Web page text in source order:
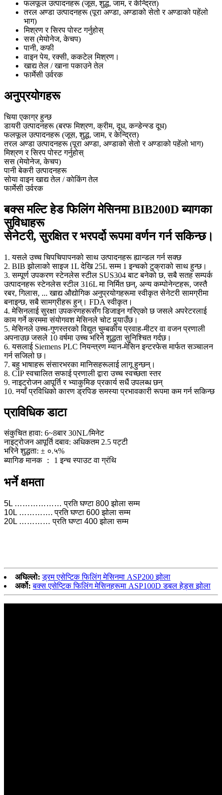
फलफूल उत्पादनहरू (जूस, शुद्ध, जाम, र केन्द्रित)
तरल अण्डा उत्पादनहरू (पूरा अण्डा, अण्डाको सेतो र अण्डाको पहेंलो
भाग)
मिश्रण र सिरप पोस्ट गर्नुहोस्
सस (मेयोनेज, केचप)
पानी, कफी
वाइन पेय, रक्सी, ककटेल मिश्रण।
खाद्य तेल / खाना पकाउने तेल
फार्मेसी उर्वरक
अनुप्रयोगहरू
चिया एकाग्र हुन्छ
डायरी उत्पादनहरू (बरफ मिश्रण, क्रीम, दूध, कन्डेन्स्ड दूध)
फलफूल उत्पादनहरू (जूस, शुद्ध, जाम, र केन्द्रित)
तरल अण्डा उत्पादनहरू (पूरा अण्डा, अण्डाको सेतो र अण्डाको पहेंलो भाग)
मिश्रण र सिरप पोस्ट गर्नुहोस्
सस (मेयोनेज, केचप)
पानी बेकरी उत्पादनहरू
सोया वाइन खाद्य तेल / कोकिंग तेल
फार्मेसी उर्वरक
बक्स मल्टि हेड फिलिंग मेसिनमा BIB200D ब्यागका
सुविधाहरू
सेनेटरी, सुरक्षित र भरपर्दो रूपमा वर्णन गर्न सकिन्छ।
1. यसले उच्च चिपचिपापनको साथ उत्पादनहरू ह्यान्डल गर्न सक्छ
2. BIB झोलाको साइज 1L देखि 25L सम्म 1 इन्चको टुक्राको साथ हुन्छ।
3. सम्पूर्ण उपकरण स्टेनलेस स्टील SUS304 बाट बनेको छ, सबै सतह सम्पर्क
उत्पादनहरू स्टेनलेस स्टील 316L मा निर्मित छन्, अन्य कम्पोनेन्टहरू, जस्तै
रबर, गिलास, ... खाद्य औद्योगिक अनुप्रयोगहरूमा स्वीकृत सेनेटरी सामग्रीमा
बनाइन्छ, सबै सामग्रीहरू हुन्। FDA स्वीकृत।
4. मेसिनलाई सुरक्षा उपकरणहरूसँग डिजाइन गरिएको छ जसले अपरेटरलाई
काम गर्ने क्रममा संयोगवश मेसिनले चोट पुर्‍याउँछ।
5. मेसिनले उच्च-गुणस्तरको विद्युत चुम्बकीय प्रवाह-मीटर वा वजन प्रणाली
अपनाउछ जसले 10 वर्षमा उच्च भरिने शुद्धता सुनिश्चित गर्दछ।
6. यसलाई Siemens PLC नियन्त्रण म्यान-मेसिन इन्टरफेस मार्फत सञ्चालन
गर्न सजिलो छ।
7. बहु भाषाहरू संसारभरका मानिसहरूलाई लागू हुन्छन्।
8. CIP स्वचालित सफाई प्रणाली द्वारा उच्च स्वच्छता स्तर
9. नाइट्रोजन आपूर्ति र भ्याकुमिङ प्रकार्य सधैं उपलब्ध छन्
10. नयाँ प्रविधिको कारण ड्रपिङ समस्या प्रभावकारी रूपमा कम गर्न सकिन्छ
प्राविधिक डाटा
संकुचित हावा: 6~8बार 30NL/मिनेट
नाइट्रोजन आपूर्ति दबाव: अधिकतम 2.5 पट्टी
भरिने शुद्धता: ± ०.५%
ब्यागिङ मानक ： 1 इन्च स्पाउट वा ग्रंथि
भर्ने क्षमता
5L ……………… प्रति घण्टा 800 झोला सम्म
10L …………. प्रति घण्टा 600 झोला सम्म
20L ………… प्रति घण्टा 400 झोला सम्म
अघिल्लो: ड्रम एसेप्टिक फिलिंग मेसिनमा ASP200 झोला
अर्को: बक्स एसेप्टिक फिलिंग मेसिनहरूमा ASP100D डबल हेड्स झोला